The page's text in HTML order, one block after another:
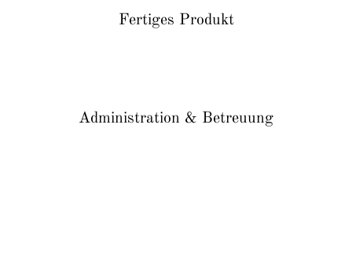
Fertiges Produkt
Administration & Betreuung